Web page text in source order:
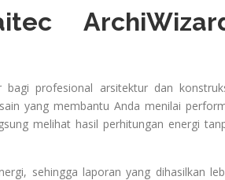
profesional arsitektur dan
yang membantu Anda menilai
melihat hasil perhitungan energi
sehingga laporan yang dihasilkan